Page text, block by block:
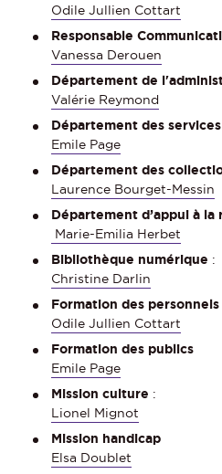
Odile Jullien Cottart
Responsable
Vanessa Derouen
Département de
Valérie Reymond
Département des
Emile Page
Département des
Laurence Bourget-Messin
Département d’appui à
Marie-Emilia Herbet
Bibliothèque numérique :
Christine Darlin
Formation des personnels
Odile Jullien Cottart
Formation des publics
Emile Page
Mission culture :
Lionel Mignot
Mission handicap
Elsa Doublet